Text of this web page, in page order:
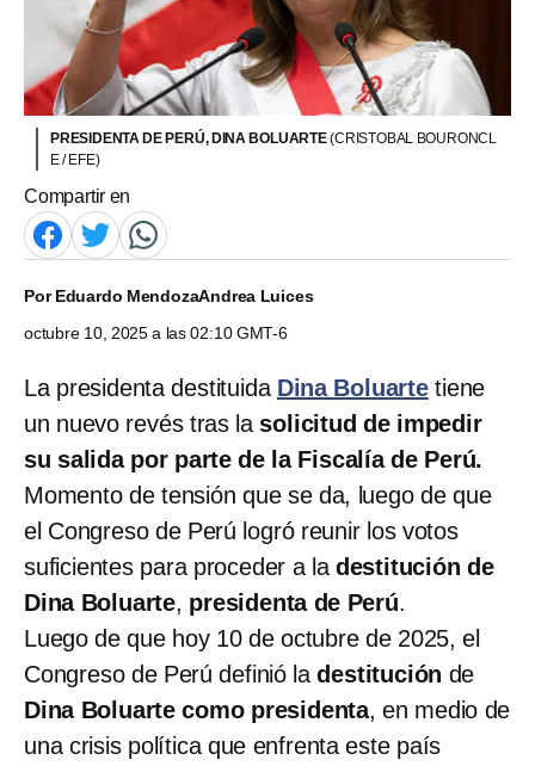
PRESIDENTA DE PERÚ, DINA BOLUARTE(CRISTOBAL BOURONCL
E / EFE)
Compartir en
PorEduardo MendozaAndrea Luices
octubre 10, 2025 a las 02:10 GMT-6
La presidenta destituida Dina Boluarte tiene
un nuevo revés tras la solicitud de impedir
su salida por parte de la ​​Fiscalía de Perú.
Momento de tensión que se da, luego de que
el Congreso de Perú logró reunir los votos
suficientes para proceder a la destitución de
Dina Boluarte, presidenta de Perú.
Luego de que hoy 10 de octubre de 2025, el
Congreso de Perú definió ladestitución de
Dina Boluarte como presidenta, en medio de
una crisis política que enfrenta este país